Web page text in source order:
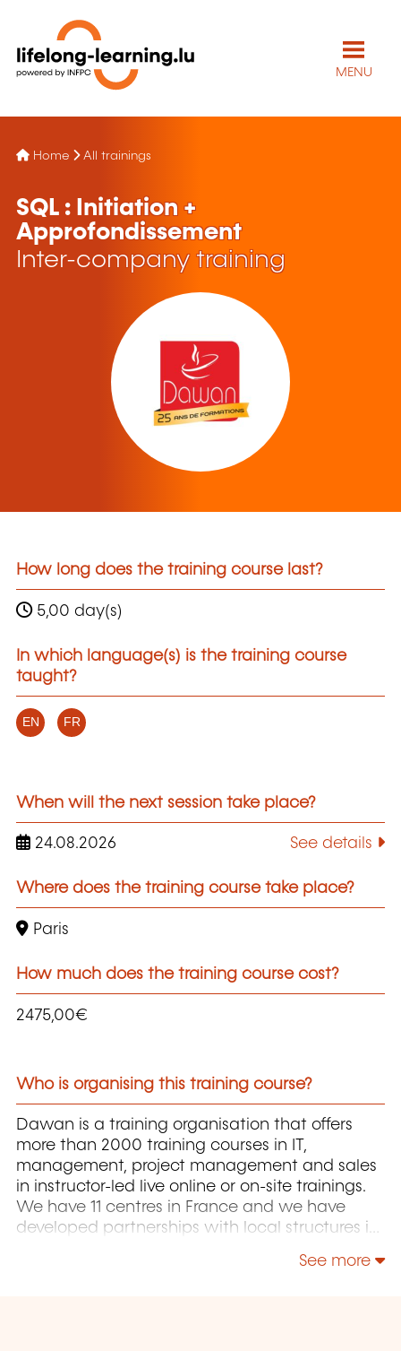
MENU
Home All trainings
SQL : Initiation +
Approfondissement
Inter-company training
How long does the training course last?
5,00 day(s)
In which language(s) is the training course
taught?
EN FR
When will the next session take place?
24.08.2026 See details
Where does the training course take place?
Paris
How much does the training course cost?
2475,00€
Who is organising this training course?
Dawan is a training organisation that offers
more than 2000 training courses in IT,
management, project management and sales
in instructor-led live online or on-site trainings.
We have 11 centres in France and we have
developed partnerships with local structures in
catalogue includes hundreds of topics: Java,
See more